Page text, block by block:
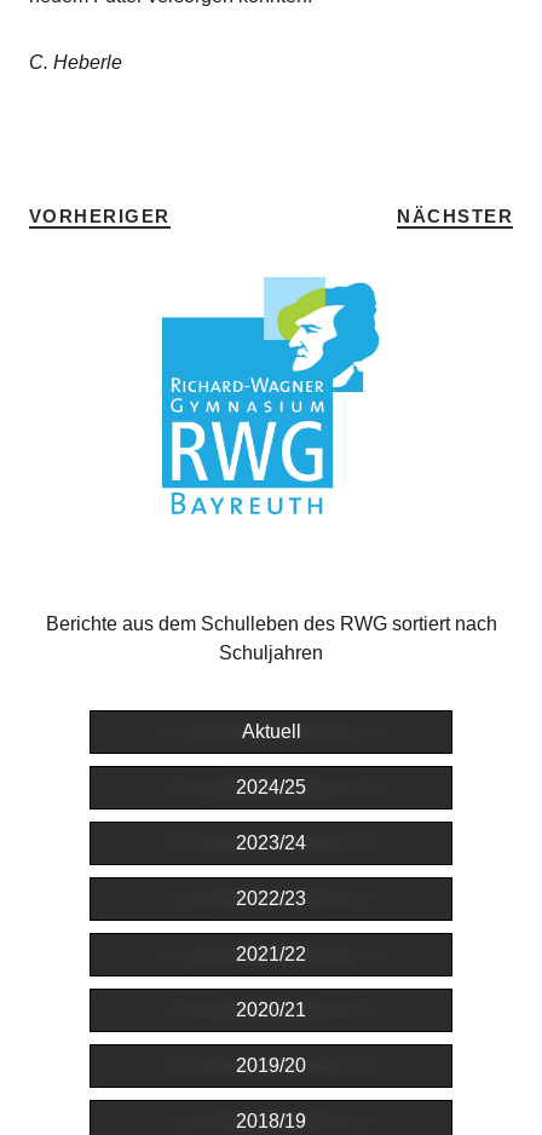
C. Heberle
VORHERIGER NÄCHSTER
Berichte aus dem Schulleben des RWG sortiert nach
Schuljahren
Aktuell
2024/25
2023/24
2022/23
2021/22
2020/21
2019/20
2018/19